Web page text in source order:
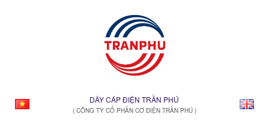
DÂY CÁP ĐIỆN TRẦN PHÚ
( CÔNG TY CỔ PHẦN CƠ ĐIỆN TRẦN PHÚ )